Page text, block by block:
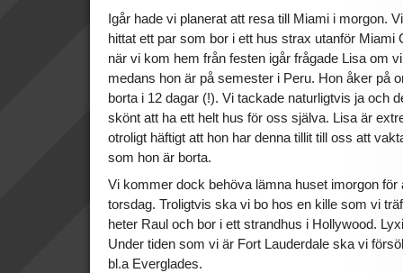
Igår hade vi planerat att resa till Miami i morgon.
hittat ett par som bor i ett hus strax utanför Miami
när vi kom hem från festen igår frågade Lisa om
medans hon är på semester i Peru. Hon åker på
borta i 12 dagar (!). Vi tackade naturligtvis ja och
skönt att ha ett helt hus för oss själva. Lisa är
otroligt häftigt att hon har denna tillit till oss att
som hon är borta.
Vi kommer dock behöva lämna huset imorgon för
torsdag. Troligtvis ska vi bo hos en kille som vi
heter Raul och bor i ett strandhus i Hollywood.
Under tiden som vi är Fort Lauderdale ska vi
bl.a Everglades.